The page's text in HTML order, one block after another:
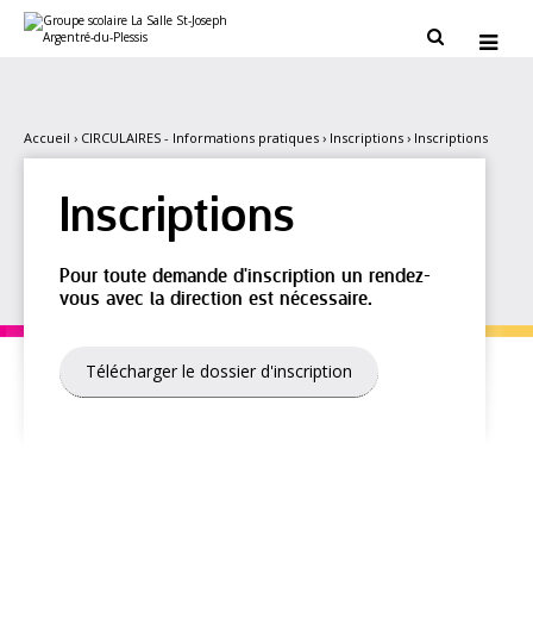
contenu.
personnels
 
Accueil › CIRCULAIRES - Informations pratiques › Inscriptions › Inscriptions
Inscriptions
Pour toute demande d'inscription un rendez-
vous avec la direction est nécessaire.
Télécharger le dossier d'inscription